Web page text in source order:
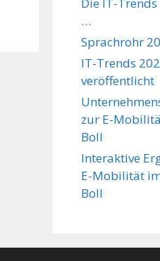
…
Sprachrohr
IT-Trends
veröffentlicht
zur E-
Boll
Interaktive
E-Mobilität
Boll